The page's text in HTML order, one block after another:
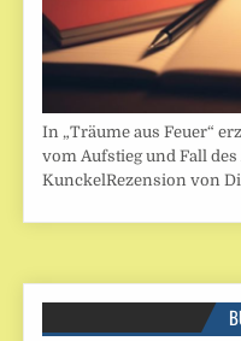
In „Träume aus Feuer“
vom Aufstieg und Fall
KunckelRezension von